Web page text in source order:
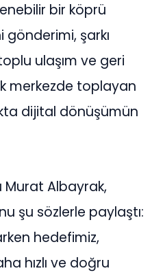
bir köprü
gönderimi, şarkı
ulaşım ve geri
merkezde toplayan
dijital dönüşümün
Albayrak,
şu sözlerle paylaştı:
hedefimiz,
hızlı ve doğru